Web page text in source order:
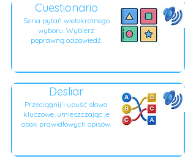
Cuestionario
Seria pytań wielokrotnego
wyboru. Wybierz
poprawną odpowiedź.
Desliar
Przeciągnij i upuść słowa
kluczowe, umieszczając je
obok prawidłowych opisów.